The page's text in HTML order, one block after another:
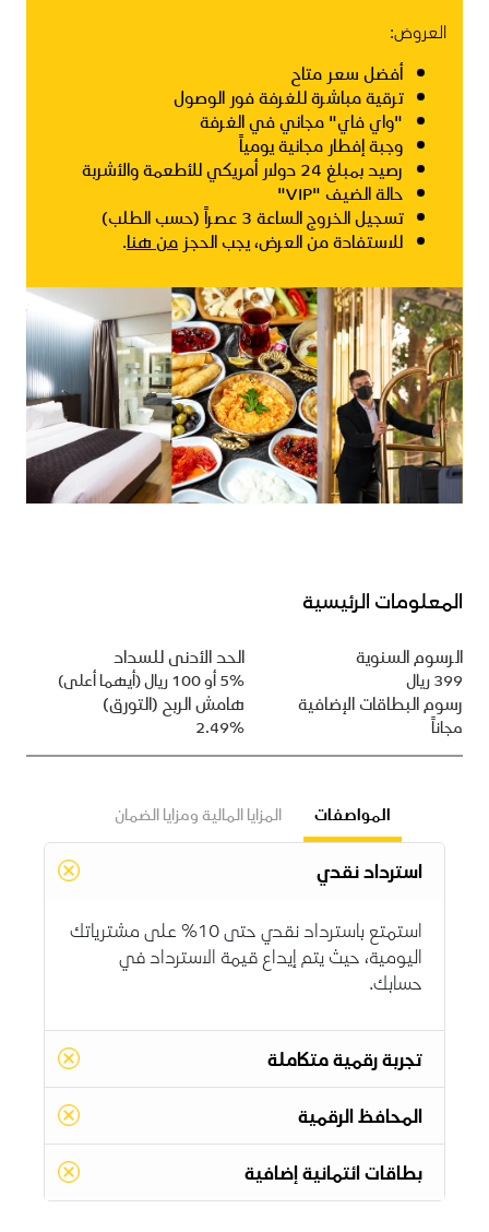
العروض:
أفضل سعر متاح
ترقية مباشرة للغرفة فور الوصول
"واي فاي" مجاني في الغرفة
وجبة إفطار مجانية يومياً
رصيد بمبلغ 24 دولار أمريكي للأطعمة والأشربة
حالة الضيف "VIP"
تسجيل الخروج الساعة 3 عصراً (حسب الطلب)
للاستفادة من العرض، يجب الحجز من هنا.
المعلومات الرئيسية
الرسوم السنوية
399 ريال
الحد الأدنى للسداد
5% أو 100 ريال (أيهما أعلى)
رسوم البطاقات الإضافية
مجاناً
هامش الربح (التورق)
2.49%
المواصفات المزايا المالية ومزايا الضمان
استرداد نقدي
استمتع باسترداد نقدي حتى 10% على مشترياتك
اليومية، حيث يتم إيداع قيمة الاسترداد في
حسابك.
تجربة رقمية متكاملة
المحافظ الرقمية
بطاقات ائتمانية إضافية